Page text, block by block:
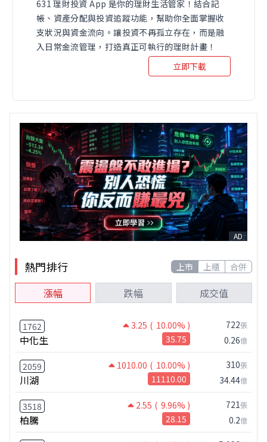
631 理財投資 App 是你的理財生活管家！結合記
帳、資產分配與投資追蹤功能，幫助你全面掌握收
支狀況與資金流向。讓投資不再孤立存在，而是融
入日常金流管理，打造真正可執行的理財計畫！
立即下載
AD
熱門排行 上市 上櫃 合併
漲幅 跌幅 成交值
1762 3.25 ( 10.00% )
中化生 35.75
722張
0.26億
2059 1010.00 ( 10.00% )
川湖 11110.00
310張
34.44億
3518 2.55 ( 9.96% )
柏騰 28.15
721張
0.2億